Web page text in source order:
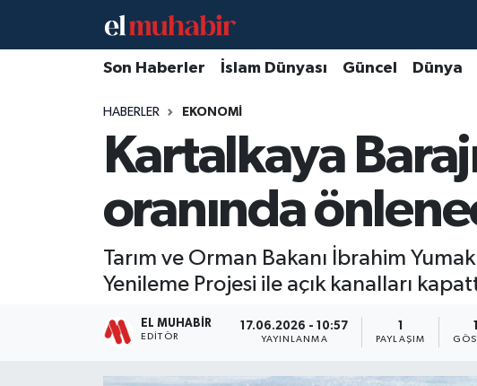
Son Haberler İslam Dünyası Güncel Dünya
HABERLER EKONOMI
Kartalkaya
oranında
Tarım ve Orman Bakanı İbrahim
Yenileme Projesi ile açık kanalları
EL MUHABIR
EDITÖR
17.06.2026 - 10:57
YAYINLANMA
1
PAYLAŞIM
Hava Durumu
Trafik Durumu
Süper Lig Puan Durumu ve Fikstür
Tüm Manşetler
Son Dakika Haberleri